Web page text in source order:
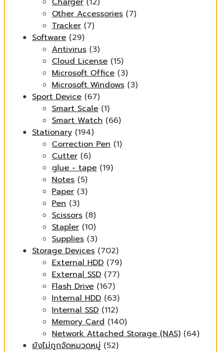
Other Accessories (7)
Tracker (7)
Software (29)
Antivirus (3)
Cloud License (15)
Microsoft Office (3)
Microsoft Windows (3)
Sport Device (67)
Smart Scale (1)
Smart Watch (66)
Stationary (194)
Correction Pen (1)
Cutter (6)
glue - tape (19)
Notes (5)
Paper (3)
Pen (3)
Scissors (8)
Stapler (10)
Supplies (3)
Storage Devices (702)
External HDD (79)
External SSD (77)
Flash Drive (167)
Internal HDD (63)
Internal SSD (112)
Memory Card (140)
Network Attached Storage (NAS) (64)
ยังไม่ถูกจัดหมวดหมู่ (52)